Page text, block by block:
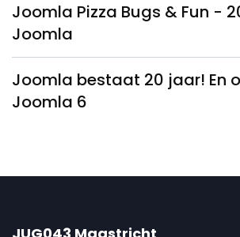
Joomla Pizza Bugs & Fun -
Joomla
Joomla bestaat 20 jaar! En
Joomla 6